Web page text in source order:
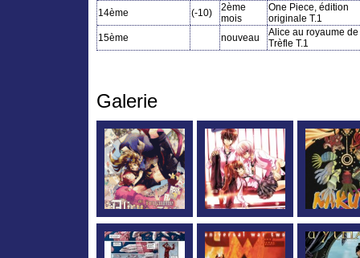
14ème (-10)
2ème
mois
One Piece, édition
originale T.1
15ème
nouveau
Alice au royaume de
Trèfle T.1
Galerie